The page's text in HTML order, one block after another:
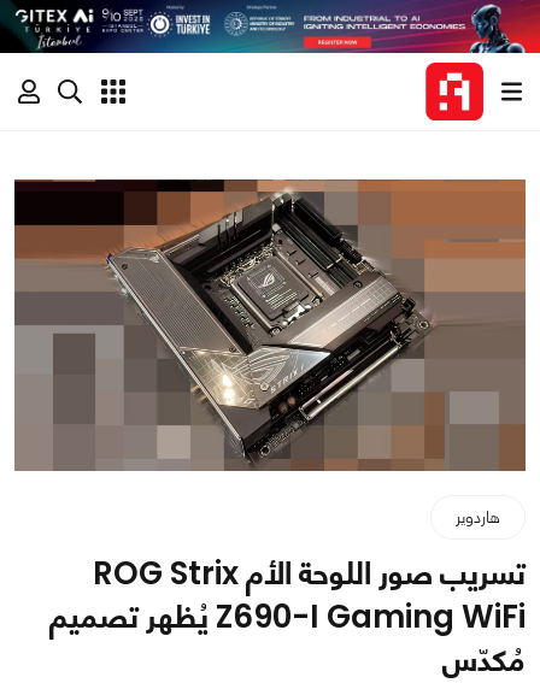
هاردوير
تسريب صور اللوحة الأم ROG Strix
Z690-I Gaming WiFi يُظهر تصميم
مُكدّس